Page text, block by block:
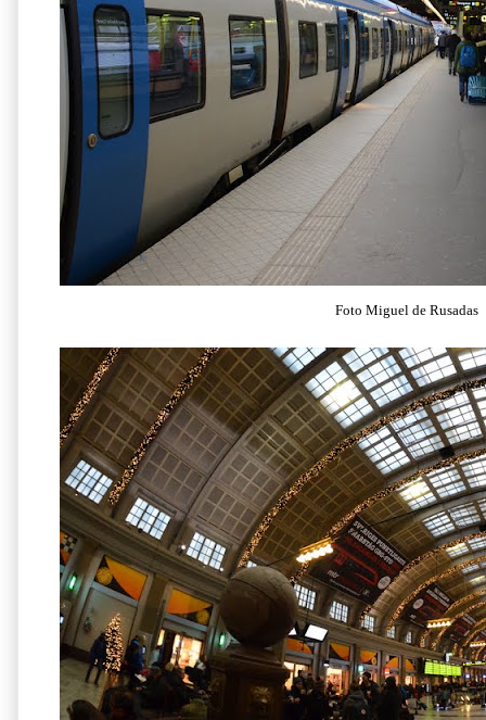
Foto Miguel de Rusadas